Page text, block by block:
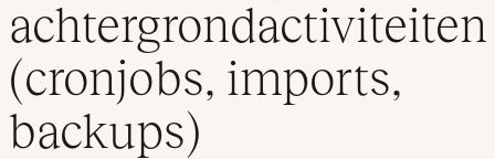
achtergrondactiviteiten
(cronjobs, imports,
backups)